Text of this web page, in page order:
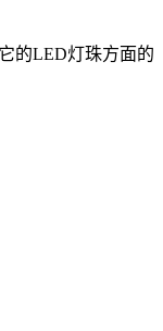
的LED灯珠方面的